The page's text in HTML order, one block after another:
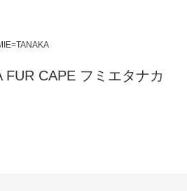
FUR CAPE フミエタナカ